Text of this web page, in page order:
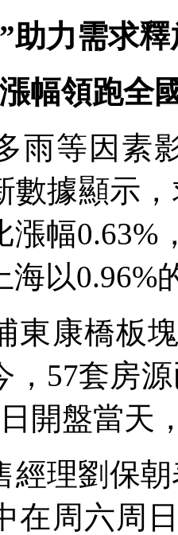
助力需求釋
領跑全
等因素影
數據顯示
漲幅0.63%
海以0.96%
康橋板塊
，57套房
開盤當天
理劉保朝
在周六周